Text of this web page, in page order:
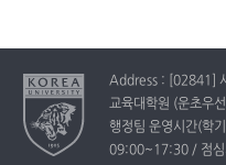
Address : [02841]
교육대학원 (운초우
행정팀 운영시간(학
09:00~17:30 / 점